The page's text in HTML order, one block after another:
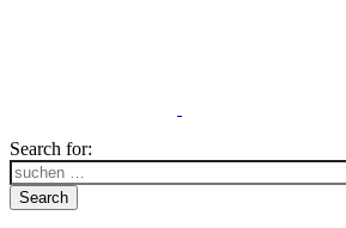
Search for:
Search